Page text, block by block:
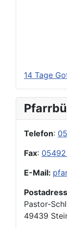
14 Tage
Telefon:
Fax:
E-Mail:
Pastor-
49439